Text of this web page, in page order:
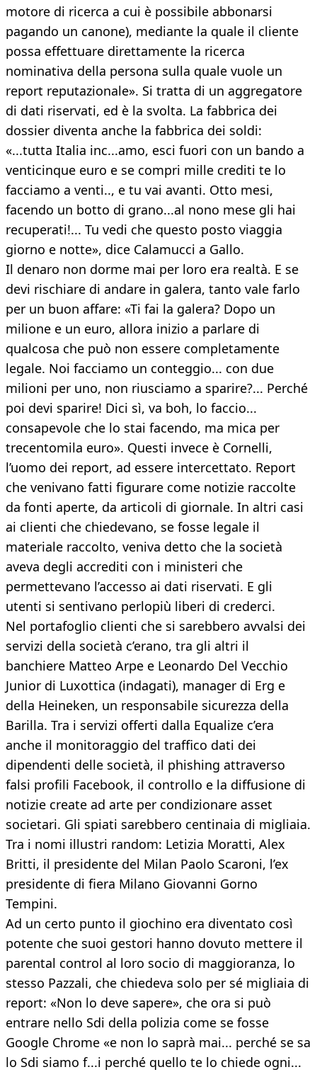
motore di ricerca a cui è possibile abbonarsi
pagando un canone), mediante la quale il cliente
possa effettuare direttamente la ricerca
nominativa della persona sulla quale vuole un
report reputazionale». Si tratta di un aggregatore
di dati riservati, ed è la svolta. La fabbrica dei
dossier diventa anche la fabbrica dei soldi:
«...tutta Italia inc...amo, esci fuori con un bando a
venticinque euro e se compri mille crediti te lo
facciamo a venti.., e tu vai avanti. Otto mesi,
facendo un botto di grano...al nono mese gli hai
recuperati!... Tu vedi che questo posto viaggia
giorno e notte», dice Calamucci a Gallo.
Il denaro non dorme mai per loro era realtà. E se
devi rischiare di andare in galera, tanto vale farlo
per un buon affare: «Ti fai la galera? Dopo un
milione e un euro, allora inizio a parlare di
qualcosa che può non essere completamente
legale. Noi facciamo un conteggio... con due
milioni per uno, non riusciamo a sparire?... Perché
poi devi sparire! Dici sì, va boh, lo faccio...
consapevole che lo stai facendo, ma mica per
trecentomila euro». Questi invece è Cornelli,
l’uomo dei report, ad essere intercettato. Report
che venivano fatti figurare come notizie raccolte
da fonti aperte, da articoli di giornale. In altri casi
ai clienti che chiedevano, se fosse legale il
materiale raccolto, veniva detto che la società
aveva degli accrediti con i ministeri che
permettevano l’accesso ai dati riservati. E gli
utenti si sentivano perlopiù liberi di crederci.
Nel portafoglio clienti che si sarebbero avvalsi dei
servizi della società c’erano, tra gli altri il
banchiere Matteo Arpe e Leonardo Del Vecchio
Junior di Luxottica (indagati), manager di Erg e
della Heineken, un responsabile sicurezza della
Barilla. Tra i servizi offerti dalla Equalize c’era
anche il monitoraggio del traffico dati dei
dipendenti delle società, il phishing attraverso
falsi profili Facebook, il controllo e la diffusione di
notizie create ad arte per condizionare asset
societari. Gli spiati sarebbero centinaia di migliaia.
Tra i nomi illustri random: Letizia Moratti, Alex
Britti, il presidente del Milan Paolo Scaroni, l’ex
presidente di fiera Milano Giovanni Gorno
Tempini.
Ad un certo punto il giochino era diventato così
potente che suoi gestori hanno dovuto mettere il
parental control al loro socio di maggioranza, lo
stesso Pazzali, che chiedeva solo per sé migliaia di
report: «Non lo deve sapere», che ora si può
entrare nello Sdi della polizia come se fosse
Google Chrome «e non lo saprà mai... perché se sa
lo Sdi siamo f...i perché quello te lo chiede ogni...